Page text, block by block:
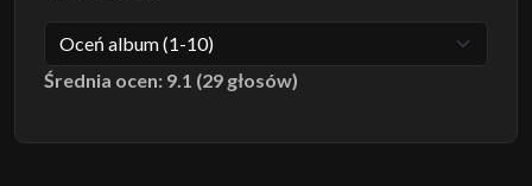
Średnia ocen: 9.1 (29 głosów)